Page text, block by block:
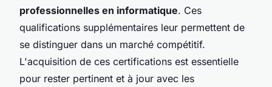
professionnelles en informatique. Ces
qualifications supplémentaires leur permettent de
se distinguer dans un marché compétitif.
L'acquisition de ces certifications est essentielle
pour rester pertinent et à jour avec les